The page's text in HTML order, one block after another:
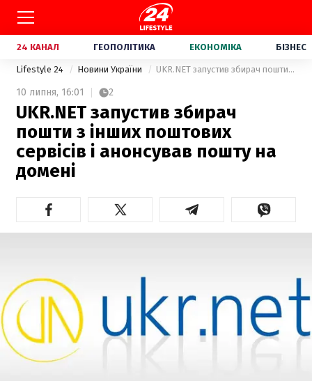
24 КАНАЛ ГЕОПОЛІТИКА ЕКОНОМІКА БІЗНЕС
Lifestyle 24 Новини України UKR.NET запустив збирач пошти з інших поштових сервісів і анонсував пошту на домені
10 липня, 16:01 2
UKR.NET запустив збирач
пошти з інших поштових
сервісів і анонсував пошту на
домені